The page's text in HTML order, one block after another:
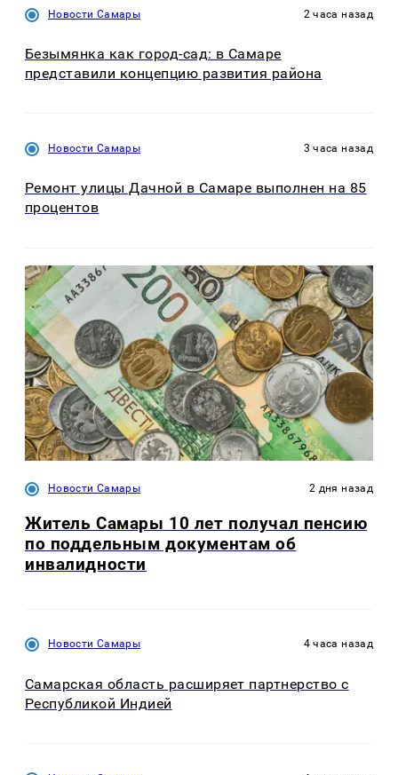
Новости Самары 2 часа назад
Безымянка как город-сад: в Самаре
представили концепцию развития района
Новости Самары 3 часа назад
Ремонт улицы Дачной в Самаре выполнен на 85
процентов
Новости Самары 2 дня назад
Житель Самары 10 лет получал пенсию
по поддельным документам об
инвалидности
Новости Самары 4 часа назад
Самарская область расширяет партнерство с
Республикой Индией